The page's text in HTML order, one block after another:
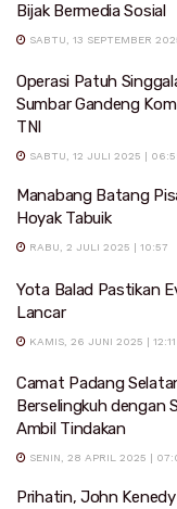
Bijak Bermedia Sosial
SABTU, 13 SEPTEMBER
Operasi Patuh
Sumbar Gandeng
TNI
SABTU, 12 JULI 2025 |
Manabang Batang
Hoyak Tabuik
RABU, 2 JULI 2025 | 10:57
Yota Balad Pastikan
Lancar
KAMIS, 26 JUNI 2025 | 12:11
Camat Padang
Berselingkuh dengan
Ambil Tindakan
SENIN, 28 APRIL 2025 |
Prihatin, John